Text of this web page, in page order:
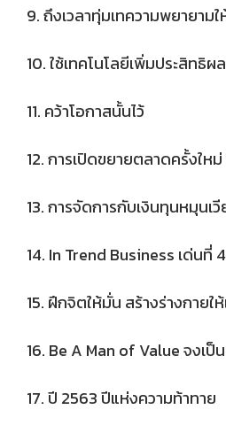
9. ถึงเวลาทุ่มเทความพยายาม
10. ใช้เทคโนโลยีเพิ่มประสิทธิ
11. คว้าโอกาสนั้นไว้
12. การเปิดขยายตลาดครั้งใหม่
13. การจัดการกับเงินทุนหมุนเ
14. In Trend Business เด่นที่
15. ฝึกจิตให้มั่น สร้างร่างกายใ
16. Be A Man of Value จงเ
17. ปี 2563 ปีแห่งความท้าทาย